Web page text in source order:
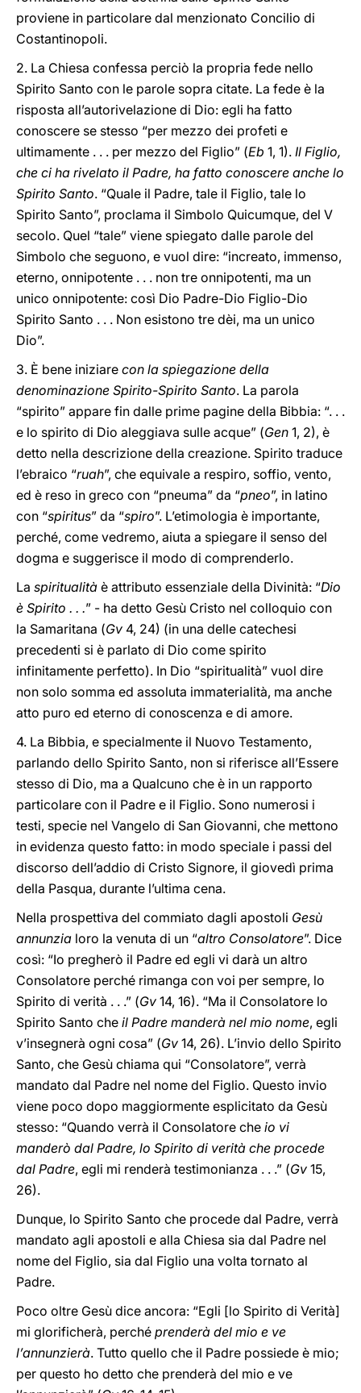
proviene in particolare dal menzionato Concilio di
Costantinopoli.
2. La Chiesa confessa perciò la propria fede nello
Spirito Santo con le parole sopra citate. La fede è la
risposta all’autorivelazione di Dio: egli ha fatto
conoscere se stesso “per mezzo dei profeti e
ultimamente . . . per mezzo del Figlio” (Eb 1, 1). Il Figlio,
che ci ha rivelato il Padre, ha fatto conoscere anche lo
Spirito Santo. “Quale il Padre, tale il Figlio, tale lo
Spirito Santo”, proclama il Simbolo Quicumque, del V
secolo. Quel “tale” viene spiegato dalle parole del
Simbolo che seguono, e vuol dire: “increato, immenso,
eterno, onnipotente . . . non tre onnipotenti, ma un
unico onnipotente: così Dio Padre-Dio Figlio-Dio
Spirito Santo . . . Non esistono tre dèi, ma un unico
Dio”.
3. È bene iniziare con la spiegazione della
denominazione Spirito-Spirito Santo. La parola
“spirito” appare fin dalle prime pagine della Bibbia: “. . .
e lo spirito di Dio aleggiava sulle acque” (Gen 1, 2), è
detto nella descrizione della creazione. Spirito traduce
l’ebraico “ruah”, che equivale a respiro, soffio, vento,
ed è reso in greco con “pneuma” da “pneo”, in latino
con “spiritus” da “spiro”. L’etimologia è importante,
perché, come vedremo, aiuta a spiegare il senso del
dogma e suggerisce il modo di comprenderlo.
La spiritualità è attributo essenziale della Divinità: “Dio
è Spirito . . .” - ha detto Gesù Cristo nel colloquio con
la Samaritana (Gv 4, 24) (in una delle catechesi
precedenti si è parlato di Dio come spirito
infinitamente perfetto). In Dio “spiritualità” vuol dire
non solo somma ed assoluta immaterialità, ma anche
atto puro ed eterno di conoscenza e di amore.
4. La Bibbia, e specialmente il Nuovo Testamento,
parlando dello Spirito Santo, non si riferisce all’Essere
stesso di Dio, ma a Qualcuno che è in un rapporto
particolare con il Padre e il Figlio. Sono numerosi i
testi, specie nel Vangelo di San Giovanni, che mettono
in evidenza questo fatto: in modo speciale i passi del
discorso dell’addio di Cristo Signore, il giovedì prima
della Pasqua, durante l’ultima cena.
Nella prospettiva del commiato dagli apostoli Gesù
annunzia loro la venuta di un “altro Consolatore”. Dice
così: “Io pregherò il Padre ed egli vi darà un altro
Consolatore perché rimanga con voi per sempre, lo
Spirito di verità . . .” (Gv 14, 16). “Ma il Consolatore lo
Spirito Santo che il Padre manderà nel mio nome, egli
v’insegnerà ogni cosa” (Gv 14, 26). L’invio dello Spirito
Santo, che Gesù chiama qui “Consolatore”, verrà
mandato dal Padre nel nome del Figlio. Questo invio
viene poco dopo maggiormente esplicitato da Gesù
stesso: “Quando verrà il Consolatore che io vi
manderò dal Padre, lo Spirito di verità che procede
dal Padre, egli mi renderà testimonianza . . .” (Gv 15,
26).
Dunque, lo Spirito Santo che procede dal Padre, verrà
mandato agli apostoli e alla Chiesa sia dal Padre nel
nome del Figlio, sia dal Figlio una volta tornato al
Padre.
Poco oltre Gesù dice ancora: “Egli [lo Spirito di Verità]
mi glorificherà, perché prenderà del mio e ve
l’annunzierà. Tutto quello che il Padre possiede è mio;
per questo ho detto che prenderà del mio e ve